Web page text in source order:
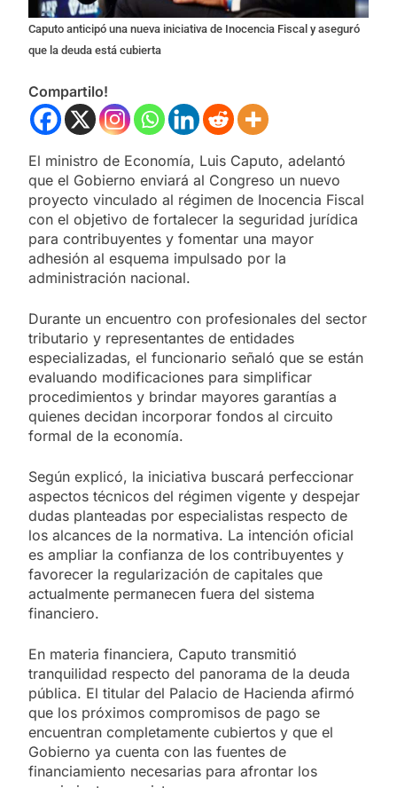
Caputo anticipó una nueva iniciativa de Inocencia Fiscal y aseguró
que la deuda está cubierta
Compartilo!
El ministro de Economía, Luis Caputo, adelantó
que el Gobierno enviará al Congreso un nuevo
proyecto vinculado al régimen de Inocencia Fiscal
con el objetivo de fortalecer la seguridad jurídica
para contribuyentes y fomentar una mayor
adhesión al esquema impulsado por la
administración nacional.
Durante un encuentro con profesionales del sector
tributario y representantes de entidades
especializadas, el funcionario señaló que se están
evaluando modificaciones para simplificar
procedimientos y brindar mayores garantías a
quienes decidan incorporar fondos al circuito
formal de la economía.
Según explicó, la iniciativa buscará perfeccionar
aspectos técnicos del régimen vigente y despejar
dudas planteadas por especialistas respecto de
los alcances de la normativa. La intención oficial
es ampliar la confianza de los contribuyentes y
favorecer la regularización de capitales que
actualmente permanecen fuera del sistema
financiero.
En materia financiera, Caputo transmitió
tranquilidad respecto del panorama de la deuda
pública. El titular del Palacio de Hacienda afirmó
que los próximos compromisos de pago se
encuentran completamente cubiertos y que el
Gobierno ya cuenta con las fuentes de
financiamiento necesarias para afrontar los